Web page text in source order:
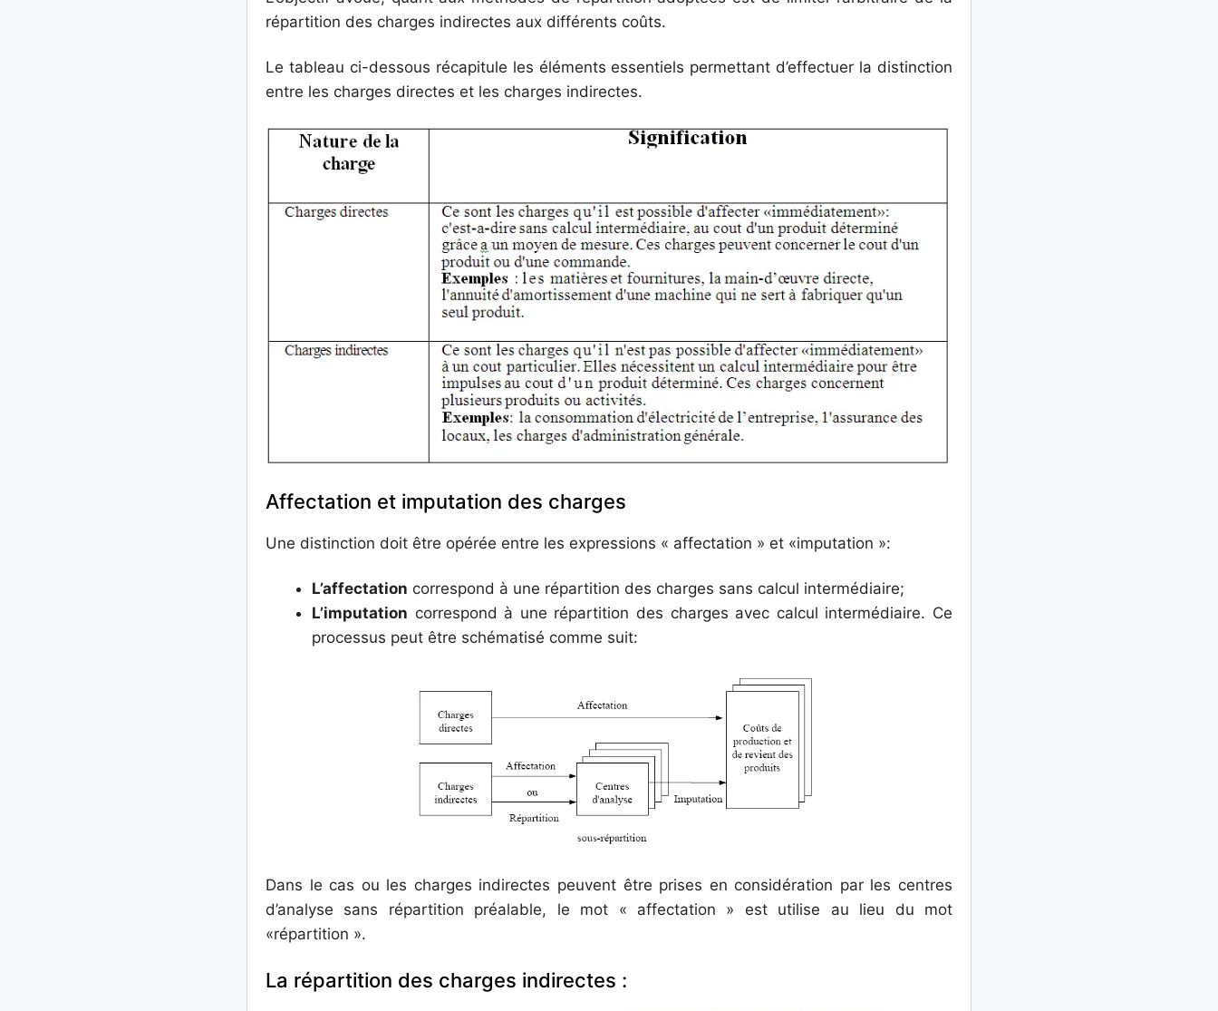
répartition des charges indirectes aux différents coûts.
Le tableau ci-dessous récapitule les éléments essentiels permettant d’effectuer la distinction
entre les charges directes et les charges indirectes.
Affectation et imputation des charges
Une distinction doit être opérée entre les expressions « affectation » et «imputation »:
L’affectation correspond à une répartition des charges sans calcul intermédiaire;
L’imputation correspond à une répartition des charges avec calcul intermédiaire. Ce
processus peut être schématisé comme suit:
Dans le cas ou les charges indirectes peuvent être prises en considération par les centres
d’analyse sans répartition préalable, le mot « affectation » est utilise au lieu du mot
«répartition ».
La répartition des charges indirectes :